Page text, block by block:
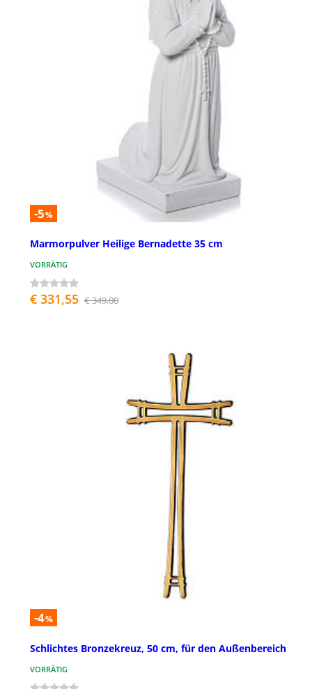
-5%
Marmorpulver Heilige Bernadette 35 cm
VORRÄTIG
€ 331,55 € 349,00
-4%
Schlichtes Bronzekreuz, 50 cm, für den Außenbereich
VORRÄTIG